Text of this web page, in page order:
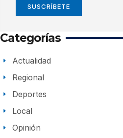
SUSCRÍBETE
Categorías
Actualidad
Regional
Deportes
Local
Opinión